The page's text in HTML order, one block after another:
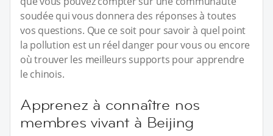
soudée qui vous donnera des réponses à toutes
vos questions. Que ce soit pour savoir à quel point
la pollution est un réel danger pour vous ou encore
où trouver les meilleurs supports pour apprendre
le chinois.
Apprenez à connaître nos
membres vivant à Beijing